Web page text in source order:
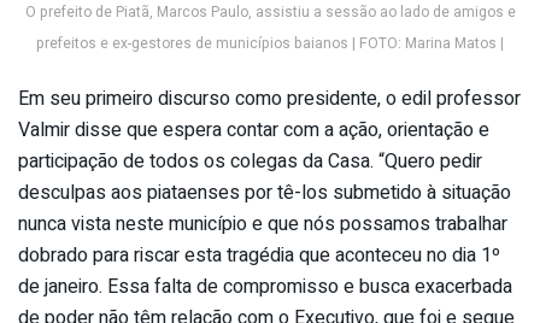
O prefeito de Piatã, Marcos Paulo, assistiu a sessão ao lado de amigos e
prefeitos e ex-gestores de municípios baianos | FOTO: Marina Matos |
Em seu primeiro discurso como presidente, o edil professor
Valmir disse que espera contar com a ação, orientação e
participação de todos os colegas da Casa. “Quero pedir
desculpas aos piataenses por tê-los submetido à situação
nunca vista neste município e que nós possamos trabalhar
dobrado para riscar esta tragédia que aconteceu no dia 1º
de janeiro. Essa falta de compromisso e busca exacerbada